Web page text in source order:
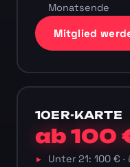
Monatsende
Mitglied
10ER-KARTE
ab 100
Unter 21: 100 € ·